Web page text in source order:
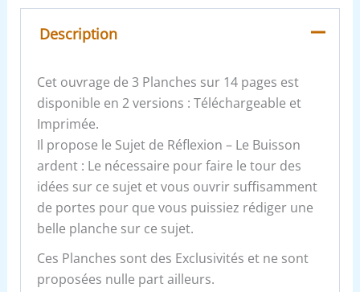
Description
Cet ouvrage de 3 Planches sur 14 pages est
disponible en 2 versions : Téléchargeable et
Imprimée.
Il propose le Sujet de Réflexion – Le Buisson
ardent : Le nécessaire pour faire le tour des
idées sur ce sujet et vous ouvrir suffisamment
de portes pour que vous puissiez rédiger une
belle planche sur ce sujet.
Ces Planches sont des Exclusivités et ne sont
proposées nulle part ailleurs.